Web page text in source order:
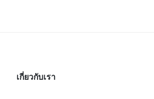
เกี่ยวกับเรา